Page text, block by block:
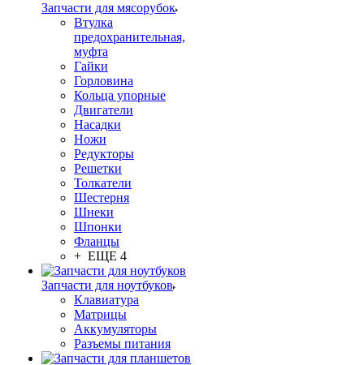
Запчасти для мясорубок
Втулка
предохранительная,
муфта
Гайки
Горловина
Кольца упорные
Двигатели
Насадки
Ножи
Редукторы
Решетки
Толкатели
Шестерня
Шнеки
Шпонки
Фланцы
+ ЕЩЕ 4
Запчасти для ноутбуков
Клавиатура
Матрицы
Аккумуляторы
Разъемы питания